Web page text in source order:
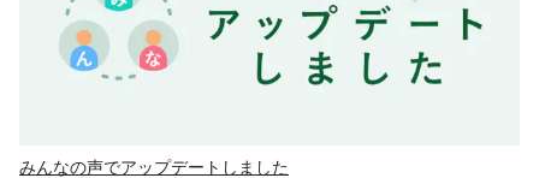
みんなの声でアップデートしました